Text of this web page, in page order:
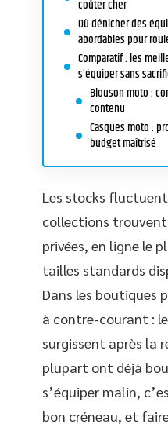
coûter cher
Où dénicher des
abordables pour
Comparatif : les
s’équiper sans
Blouson moto :
contenu
Casques moto :
budget maîtrisé
Les stocks
collections trouvent
privées, en ligne le
tailles standards
Dans les boutiques
à contre-courant :
surgissent après la
plupart ont déjà
s’équiper malin,
bon créneau, et